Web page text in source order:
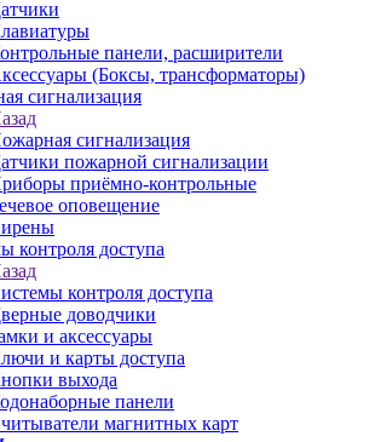
панели, расширители
(Боксы, трансформаторы)
сигнализация
сигнализация
пожарной сигнализации
приёмно-контрольные
оповещение
контроля доступа
контроля доступа
доводчики
и аксессуары
и карты доступа
выхода
панели
магнитных карт